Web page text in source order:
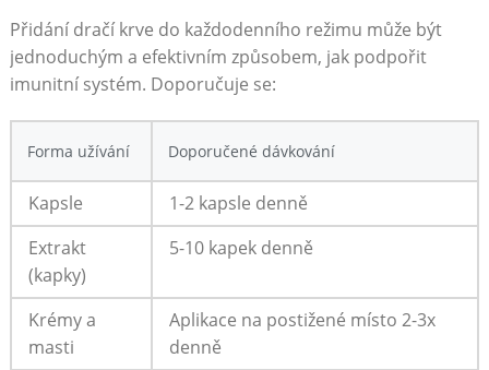
Přidání dračí krve do každodenního režimu může být
jednoduchým a efektivním způsobem, jak podpořit
imunitní systém. Doporučuje se:
Forma užívání Doporučené dávkování
Kapsle
1-2 kapsle denně
Extrakt
(kapky)
5-10 kapek denně
Krémy a
masti
Aplikace na postižené místo 2-3x
denně